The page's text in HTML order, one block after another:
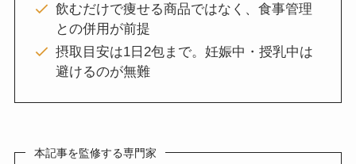
飲むだけで痩せる商品ではなく、食事管理
との併用が前提
摂取目安は1日2包まで。妊娠中・授乳中は
避けるのが無難
本記事を監修する専門家